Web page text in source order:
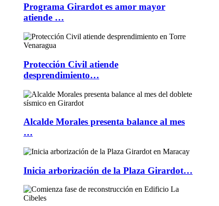
Programa Girardot es amor mayor
atiende …
Protección Civil atiende
desprendimiento…
Alcalde Morales presenta balance al mes
…
Inicia arborización de la Plaza Girardot…